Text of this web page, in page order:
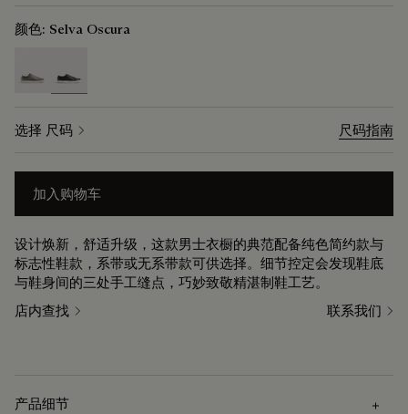
颜色: Selva Oscura
选择 尺码 尺码指南
加入购物车
设计焕新，舒适升级，这款男士衣橱的典范配备纯色简约款与
标志性鞋款，系带或无系带款可供选择。细节控定会发现鞋底
与鞋身间的三处手工缝点，巧妙致敬精湛制鞋工艺。
店内查找
联系我们
产品细节